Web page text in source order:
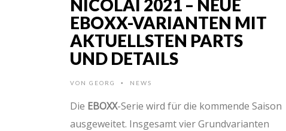
NICOLAI 2021 – NEUE
EBOXX-VARIANTEN MIT
AKTUELLSTEN PARTS
UND DETAILS
VON GEORG • NEWS
Die EBOXX-Serie wird für die kommende Saison
ausgeweitet. Insgesamt vier Grundvarianten